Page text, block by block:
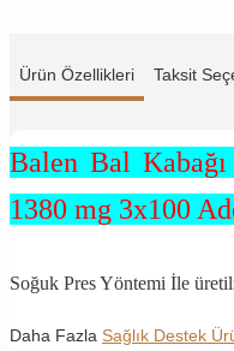
Ürün Özellikleri Taksit
Balen Bal
1380 mg 3x100
Soğuk Pres Yöntemi İle
Daha Fazla Sağlık Destek